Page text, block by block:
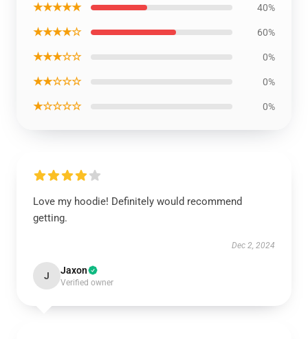
★★★★★ 40%
★★★★☆ 60%
★★★☆☆ 0%
★★☆☆☆ 0%
★☆☆☆☆ 0%
Love my hoodie! Definitely would recommend
getting.
Dec 2, 2024
J Jaxon
Verified owner